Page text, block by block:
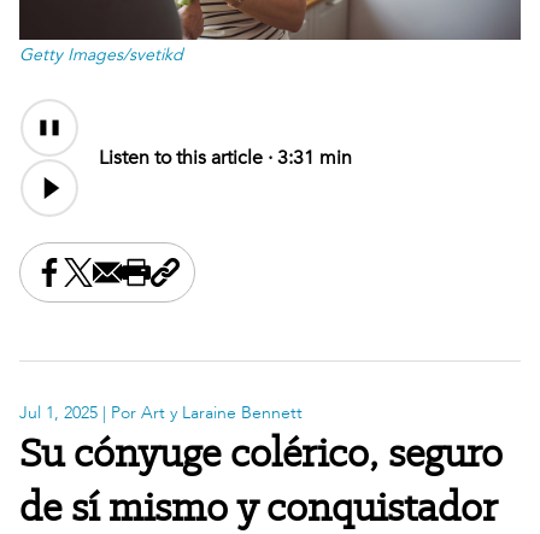
Getty Images/svetikd
Audio
Content
Listen to this article ·3:31 min
Share this on Facebook
Share this on X
Share this by email
Print this page
Copy the page address
Jul 1, 2025 | Por Art y Laraine Bennett
Su cónyuge colérico, seguro
de sí mismo y conquistador